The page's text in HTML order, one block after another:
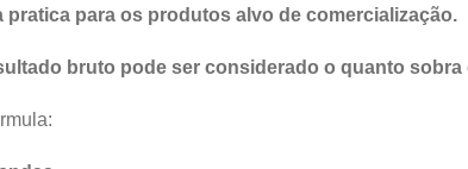
pratica para os produtos alvo de comercialização.
bruto pode ser considerado o quanto